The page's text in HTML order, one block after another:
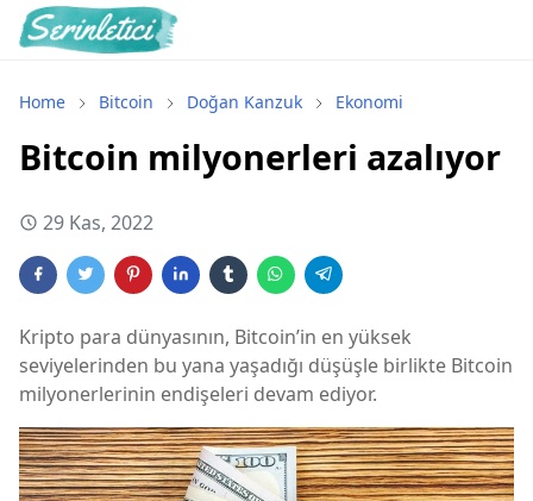
Home Bitcoin Doğan Kanzuk Ekonomi
Bitcoin milyonerleri azalıyor
29 Kas, 2022
Kripto para dünyasının, Bitcoin’in en yüksek
seviyelerinden bu yana yaşadığı düşüşle birlikte Bitcoin
milyonerlerinin endişeleri devam ediyor.